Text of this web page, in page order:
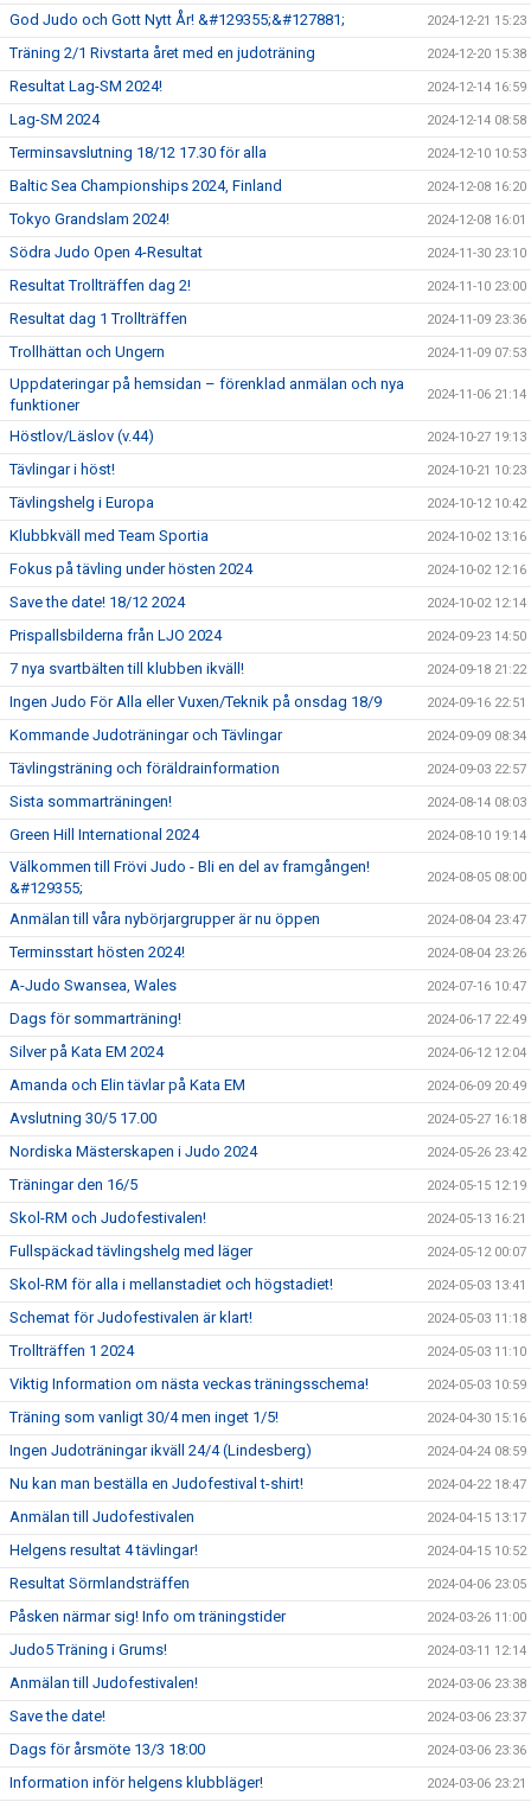
God Judo och Gott Nytt År! &#129355;&#127881; 2024-12-21 15:23
Träning 2/1 Rivstarta året med en judoträning 2024-12-20 15:38
Resultat Lag-SM 2024! 2024-12-14 16:59
Lag-SM 2024 2024-12-14 08:58
Terminsavslutning 18/12 17.30 för alla 2024-12-10 10:53
Baltic Sea Championships 2024, Finland 2024-12-08 16:20
Tokyo Grandslam 2024! 2024-12-08 16:01
Södra Judo Open 4-Resultat 2024-11-30 23:10
Resultat Trollträffen dag 2! 2024-11-10 23:00
Resultat dag 1 Trollträffen 2024-11-09 23:36
Trollhättan och Ungern 2024-11-09 07:53
Uppdateringar på hemsidan – förenklad anmälan och nya
funktioner
2024-11-06 21:14
Höstlov/Läslov (v.44) 2024-10-27 19:13
Tävlingar i höst! 2024-10-21 10:23
Tävlingshelg i Europa 2024-10-12 10:42
Klubbkväll med Team Sportia 2024-10-02 13:16
Fokus på tävling under hösten 2024 2024-10-02 12:16
Save the date! 18/12 2024 2024-10-02 12:14
Prispallsbilderna från LJO 2024 2024-09-23 14:50
7 nya svartbälten till klubben ikväll! 2024-09-18 21:22
Ingen Judo För Alla eller Vuxen/Teknik på onsdag 18/9 2024-09-16 22:51
Kommande Judoträningar och Tävlingar 2024-09-09 08:34
Tävlingsträning och föräldrainformation 2024-09-03 22:57
Sista sommarträningen! 2024-08-14 08:03
Green Hill International 2024 2024-08-10 19:14
Välkommen till Frövi Judo - Bli en del av framgången!
&#129355;
2024-08-05 08:00
Anmälan till våra nybörjargrupper är nu öppen 2024-08-04 23:47
Terminsstart hösten 2024! 2024-08-04 23:26
A-Judo Swansea, Wales 2024-07-16 10:47
Dags för sommarträning! 2024-06-17 22:49
Silver på Kata EM 2024 2024-06-12 12:04
Amanda och Elin tävlar på Kata EM 2024-06-09 20:49
Avslutning 30/5 17.00 2024-05-27 16:18
Nordiska Mästerskapen i Judo 2024 2024-05-26 23:42
Träningar den 16/5 2024-05-15 12:19
Skol-RM och Judofestivalen! 2024-05-13 16:21
Fullspäckad tävlingshelg med läger 2024-05-12 00:07
Skol-RM för alla i mellanstadiet och högstadiet! 2024-05-03 13:41
Schemat för Judofestivalen är klart! 2024-05-03 11:18
Trollträffen 1 2024 2024-05-03 11:10
Viktig Information om nästa veckas träningsschema! 2024-05-03 10:59
Träning som vanligt 30/4 men inget 1/5! 2024-04-30 15:16
Ingen Judoträningar ikväll 24/4 (Lindesberg) 2024-04-24 08:59
Nu kan man beställa en Judofestival t-shirt! 2024-04-22 18:47
Anmälan till Judofestivalen 2024-04-15 13:17
Helgens resultat 4 tävlingar! 2024-04-15 10:52
Resultat Sörmlandsträffen 2024-04-06 23:05
Påsken närmar sig! Info om träningstider 2024-03-26 11:00
Judo5 Träning i Grums! 2024-03-11 12:14
Anmälan till Judofestivalen! 2024-03-06 23:38
Save the date! 2024-03-06 23:37
Dags för årsmöte 13/3 18:00 2024-03-06 23:36
Information inför helgens klubbläger! 2024-03-06 23:21